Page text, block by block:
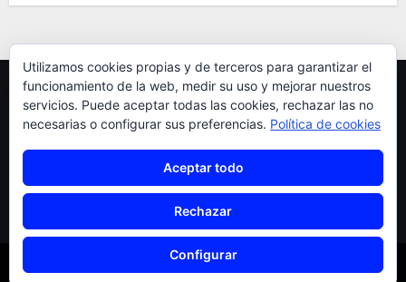
pardellas
Utilizamos cookies propias y de terceros para garantizar el
funcionamiento de la web, medir su uso y mejorar nuestros
servicios. Puede aceptar todas las cookies, rechazar las no
necesarias o configurar sus preferencias. Política de cookies
Aceptar todo
Rechazar
Configurar